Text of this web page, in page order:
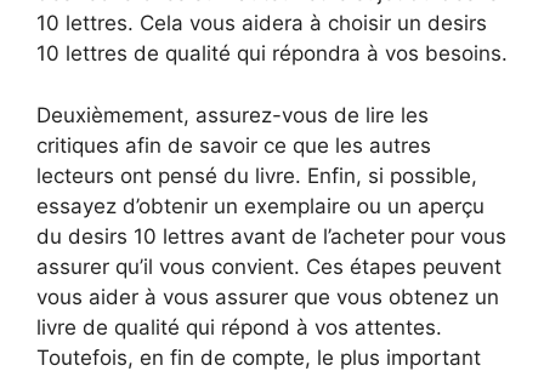
10 lettres. Cela vous aidera à choisir un desirs
10 lettres de qualité qui répondra à vos besoins.
Deuxièmement, assurez-vous de lire les
critiques afin de savoir ce que les autres
lecteurs ont pensé du livre. Enfin, si possible,
essayez d’obtenir un exemplaire ou un aperçu
du desirs 10 lettres avant de l’acheter pour vous
assurer qu’il vous convient. Ces étapes peuvent
vous aider à vous assurer que vous obtenez un
livre de qualité qui répond à vos attentes.
Toutefois, en fin de compte, le plus important